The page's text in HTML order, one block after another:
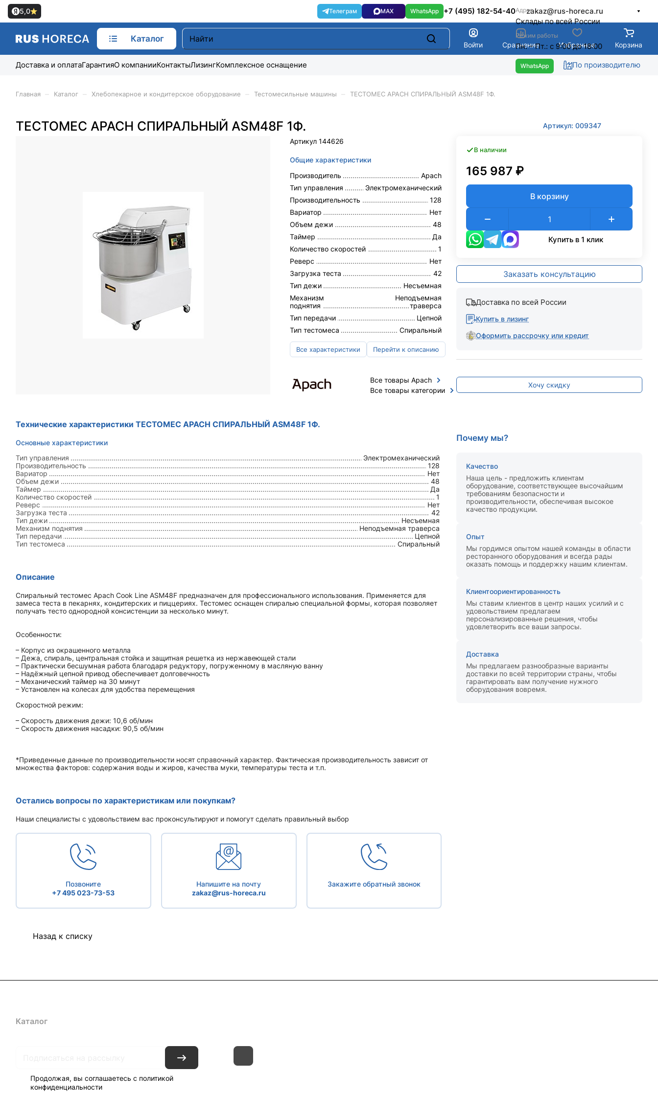
5,0 zakaz@rus-horeca.ru
+7 (495) 182-54-40Адрес
Cклады по всей России
Режим работы
Пн. – Пт.: с 9:00 до 18:00
Каталог
Войти Сравнение Избранное Корзина
Доставка и оплатаГарантияО компанииКонтактыЛизингКомплексное оснащение По производителю
Главная Каталог Хлебопекарное и кондитерское оборудование Тестомесильные машины ТЕСТОМЕС APACH СПИРАЛЬНЫЙ ASM48F 1Ф.
ТЕСТОМЕС APACH СПИРАЛЬНЫЙ ASM48F 1Ф.
Артикул: 009347
Артикул144626
Общие характеристики
Производитель
Apach
Тип управления
Электромеханический
Производительность
128
Вариатор
Нет
Объем дежи
48
Таймер
Да
Количество скоростей
1
Реверс
Нет
Загрузка теста
42
Тип дежи
Несъемная
Механизм
поднятия
Неподъемная
траверса
Тип передачи
Цепной
Тип тестомеса
Спиральный
Все характеристики Перейти к описанию
Все товары Apach
Все товары категории
Технические характеристики ТЕСТОМЕС APACH СПИРАЛЬНЫЙ ASM48F 1Ф.
Основные характеристики
Тип управления
Электромеханический
Производительность
128
Вариатор
Нет
Объем дежи
48
Таймер
Да
Количество скоростей
1
Реверс
Нет
Загрузка теста
42
Тип дежи
Несъемная
Механизм поднятия
Неподъемная траверса
Тип передачи
Цепной
Тип тестомеса
Спиральный
Описание
Спиральный тестомес Apach Cook Line ASM48F предназначен для профессионального использования. Применяется для
замеса теста в пекарнях, кондитерских и пиццериях. Тестомес оснащен спиралью специальной формы, которая позволяет
получать тесто однородной консистенции за несколько минут.
Особенности:
– Корпус из окрашенного металла
– Дежа, спираль, центральная стойка и защитная решетка из нержавеющей стали
– Практически бесшумная работа благодаря редуктору, погруженному в масляную ванну
– Надёжный цепной привод обеспечивает долговечность
– Механический таймер на 30 минут
– Установлен на колесах для удобства перемещения
Скоростной режим:
– Скорость движения дежи: 10,6 об/мин
– Скорость движения насадки: 90,5 об/мин
*Приведенные данные по производительности носят справочный характер. Фактическая производительность зависит от
множества факторов: содержания воды и жиров, качества муки, температуры теста и т.п.
Остались вопросы по характеристикам или покупкам?
Наши специалисты с удовольствием вас проконсультируют и помогут сделать правильный выбор
Позвоните
+7 495 023-73-53
Напишите на почту
zakaz@rus-horeca.ru
Закажите обратный звонок
В наличии
165 987 ₽
В корзину
Купить в 1 клик
Заказать консультацию
Доставка по всей России
Купить в лизинг
Оформить рассрочку или кредит
Хочу скидку
Почему мы?
Качество
Наша цель - предложить клиентам
оборудование, соответствующее высочайшим
требованиям безопасности и
производительности, обеспечивая высокое
качество продукции.
Опыт
Мы гордимся опытом нашей команды в области
ресторанного оборудования и всегда рады
оказать помощь и поддержку нашим клиентам.
Клиентоориентированность
Мы ставим клиентов в центр наших усилий и с
удовольствием предлагаем
персонализированные решения, чтобы
удовлетворить все ваши запросы.
Доставка
Мы предлагаем разнообразные варианты
доставки по всей территории страны, чтобы
гарантировать вам получение нужного
оборудования вовремя.
Назад к списку
Каталог
Продолжая, вы соглашаетесь с политикой
конфиденциальности